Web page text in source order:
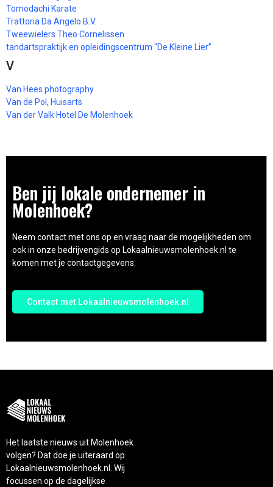
Tomodachi Karate
Trattoria Da Angelo B.V.
Tweewielers Theo Cornelissen
tandartspraktijk en opleidingscentrum “De Kleine Lier”
V
Van Hees photography
Van de Pol, Huisarts
Van der Valk Hotel De Molenhoek
Ben jij lokale ondernemer in
Molenhoek?
Neem contact met ons op en vraag naar de mogelijkheden om
ook in onze bedrijvengids op Lokaalnieuwsmolenhoek.nl te
komen met je contactgegevens.
Contact met Lokaalnieuwsmolenhoek.nl
Het laatste nieuws uit Molenhoek
volgen? Dat doe je uiteraard op
Lokaalnieuwsmolenhoek.nl. Wij
focussen op de dagelijkse